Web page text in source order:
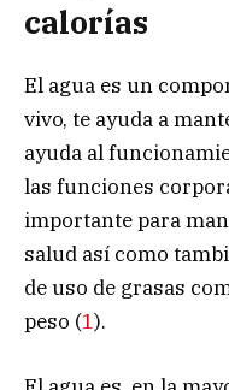
calorías
El agua es un
vivo, te ayuda a
ayuda al
las funciones
importante para
salud así como
de uso de grasas
peso (1).